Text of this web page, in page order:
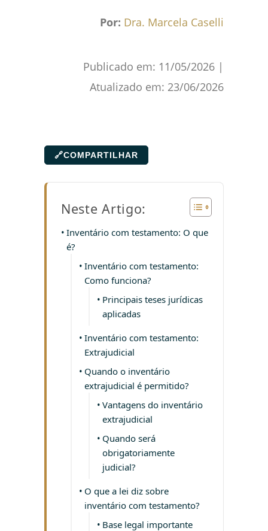
Por: Dra. Marcela Caselli
Publicado em: 11/05/2026 |
Atualizado em: 23/06/2026
🔗COMPARTILHAR
Neste Artigo:
Inventário com testamento: O que
é?
Inventário com testamento:
Como funciona?
Principais teses jurídicas
aplicadas
Inventário com testamento:
Extrajudicial
Quando o inventário
extrajudicial é permitido?
Vantagens do inventário
extrajudicial
Quando será
obrigatoriamente
judicial?
O que a lei diz sobre
inventário com testamento?
Base legal importante